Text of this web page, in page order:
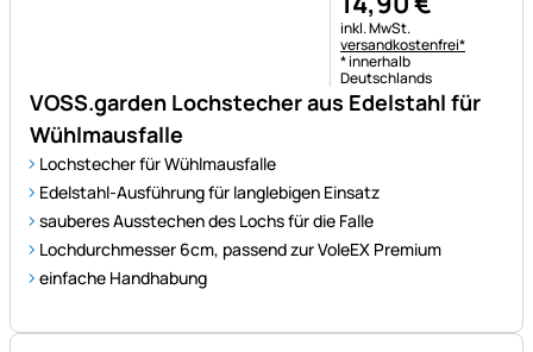
VOSS.garden Lochstecher aus Edelstahl für
Wühlmausfalle
Lochstecher für Wühlmausfalle
Edelstahl-Ausführung für langlebigen Einsatz
sauberes Ausstechen des Lochs für die Falle
Lochdurchmesser 6cm, passend zur VoleEX Premium
einfache Handhabung
Steuerhinweis:
inkl. MwSt.
versandkostenfrei*
* innerhalb
Deutschlands